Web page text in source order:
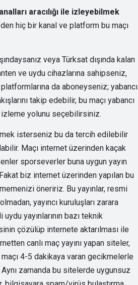
aracılığı ile izleyebilmek
hiç bir kanal ve platform bu maçı
veya Türksat dışında kalan
ve uydu cihazlarına sahipseniz,
platformlarına da aboneyseniz; yabancı
takip edebilir, bu maçı yabancı
yolunu seçebilirsiniz.
isterseniz bu da tercih edilebilir
Maçı internet üzerinden kaçak
sporseverler buna uygun yayın
biz internet üzerinden yapılan bu
öneririz. Bu yayınlar, resmi
yayıncı kuruluşları zarara
yayınlarının bazı teknik
çözülüp internete aktarılması ile
canlı maç yayını yapan siteler,
4-5 dakikaya varan gecikmelerle
zamanda bu sitelerde uygunsuz